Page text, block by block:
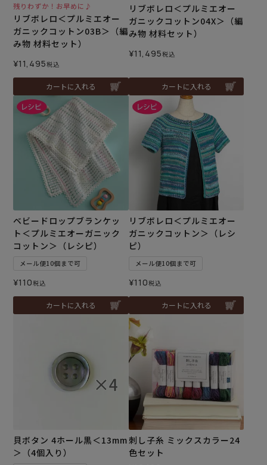
残りわずか！お早めに♪
リブボレロ＜プルミエオー
ガニックコットン03B＞（編
み物 材料セット）
¥11,495税込
カートに入れる
リブボレロ＜プルミエオー
ガニックコットン04X＞（編
み物 材料セット）
¥11,495税込
カートに入れる
ベビードロップブランケッ
ト＜プルミエオーガニック
コットン＞（レシピ）
メール便10個まで可
¥110税込
カートに入れる
リブボレロ＜プルミエオー
ガニックコットン＞（レシ
ピ）
メール便10個まで可
¥110税込
カートに入れる
貝ボタン 4ホール黒＜13mm
＞（4個入り）
刺し子糸 ミックスカラー24
色セット